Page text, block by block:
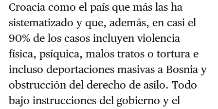
Croacia como el país que más las ha
sistematizado y que, además, en casi el
90% de los casos incluyen violencia
física, psíquica, malos tratos o tortura e
incluso deportaciones masivas a Bosnia y
obstrucción del derecho de asilo. Todo
bajo instrucciones del gobierno y el